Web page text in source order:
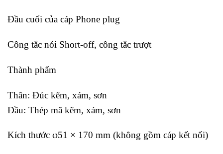
Đầu cuối của cáp Phone plug
Công tắc nói Short-off, công tắc trượt
Thành phẩm
Thân: Đúc kẽm, xám, sơn
Đầu: Thép mã kẽm, xám, sơn
Kích thước φ51 × 170 mm (không gồm cáp kết nối)